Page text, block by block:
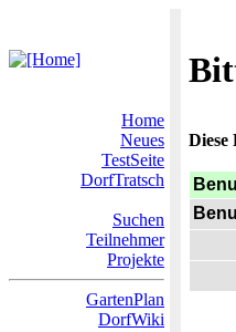
Home
Neues
TestSeite
DorfTratsch
Suchen
Teilnehmer
Projekte
GartenPlan
DorfWiki